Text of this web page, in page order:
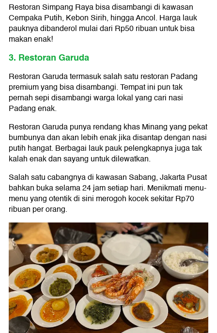
Restoran Simpang Raya bisa disambangi di kawasan
Cempaka Putih, Kebon Sirih, hingga Ancol. Harga lauk
pauknya dibanderol mulai dari Rp50 ribuan untuk bisa
makan enak!
3. Restoran Garuda
Restoran Garuda termasuk salah satu restoran Padang
premium yang bisa disambangi. Tempat ini pun tak
pernah sepi disambangi warga lokal yang cari nasi
Padang enak.
Restoran Garuda punya rendang khas Minang yang pekat
bumbunya dan akan lebih enak jika disantap dengan nasi
putih hangat. Berbagai lauk pauk pelengkapnya juga tak
kalah enak dan sayang untuk dilewatkan.
Salah satu cabangnya di kawasan Sabang, Jakarta Pusat
bahkan buka selama 24 jam setiap hari. Menikmati menu-
menu yang otentik di sini merogoh kocek sekitar Rp70
ribuan per orang.